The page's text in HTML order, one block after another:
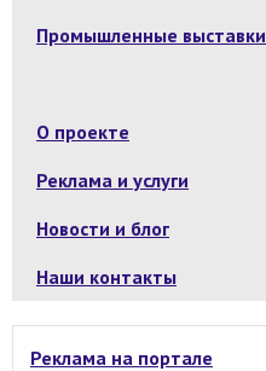
Промышленные выставки
О проекте
Реклама и услуги
Новости и блог
Наши контакты
Реклама на портале